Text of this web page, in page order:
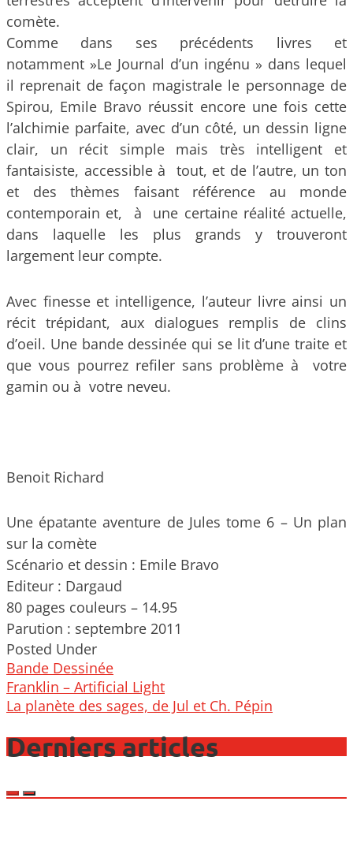
comète.
Comme dans ses précédents livres et
notamment »Le Journal d’un ingénu » dans lequel
il reprenait de façon magistrale le personnage de
Spirou, Emile Bravo réussit encore une fois cette
l’alchimie parfaite, avec d’un côté, un dessin ligne
clair, un récit simple mais très intelligent et
fantaisiste, accessible à tout, et de l’autre, un ton
et des thèmes faisant référence au monde
contemporain et, à une certaine réalité actuelle,
dans laquelle les plus grands y trouveront
largement leur compte.
Avec finesse et intelligence, l’auteur livre ainsi un
récit trépidant, aux dialogues remplis de clins
d’oeil. Une bande dessinée qui se lit d’une traite et
que vous pourrez refiler sans problème à votre
gamin ou à votre neveu.
Benoit Richard
Une épatante aventure de Jules tome 6 – Un plan
sur la comète
Scénario et dessin : Emile Bravo
Editeur : Dargaud
80 pages couleurs – 14.95
Parution : septembre 2011
Posted Under
Bande Dessinée
Post
navigation
Franklin – Artificial Light
La planète des sages, de Jul et Ch. Pépin
Derniers articles